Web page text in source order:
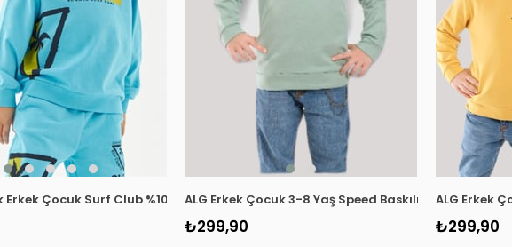
Erkek Çocuk Surf Club %100 Pamuk Sweatshirt 219276 Turkuaz
ALG Erkek Çocuk 3-8 Yaş Speed Baskılı Şardonlu
₺299,90
ALG Erkek
₺299,90